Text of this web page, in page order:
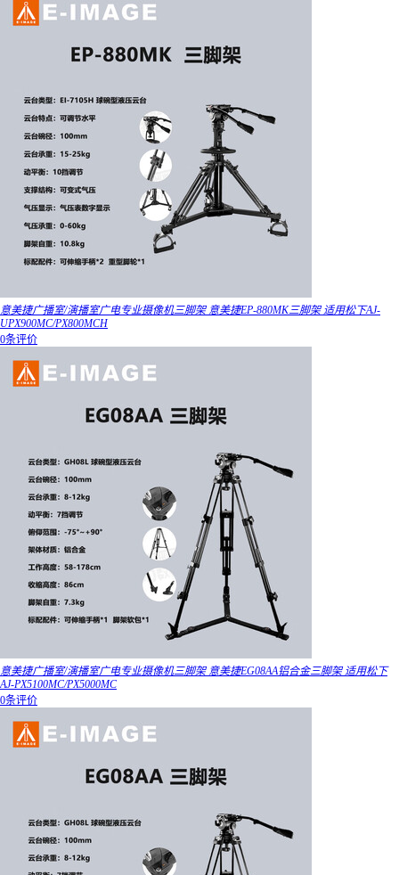
意美捷广播室/演播室广电专业摄像机三脚架 意美捷EP-880MK三脚架 适用松下AJ-
UPX900MC/PX800MCH
0条评价
意美捷广播室/演播室广电专业摄像机三脚架 意美捷EG08AA铝合金三脚架 适用松下
AJ-PX5100MC/PX5000MC
0条评价